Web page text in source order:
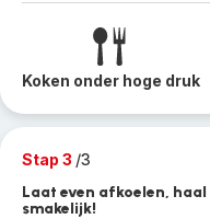
Koken onder hoge druk
Stap 3 /3
Laat even afkoelen,
smakelijk!